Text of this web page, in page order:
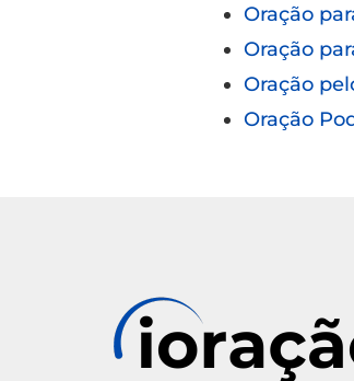
Oração
Oração
Oração
Oração